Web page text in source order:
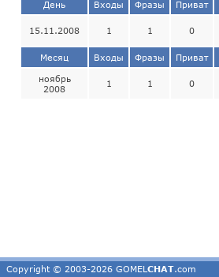
День Входы Фразы Приват
15.11.2008 1 1 0
Месяц Входы Фразы Приват
ноябрь
2008
1 1 0
Copyright © 2003-2026 GOMEL CHAT.com